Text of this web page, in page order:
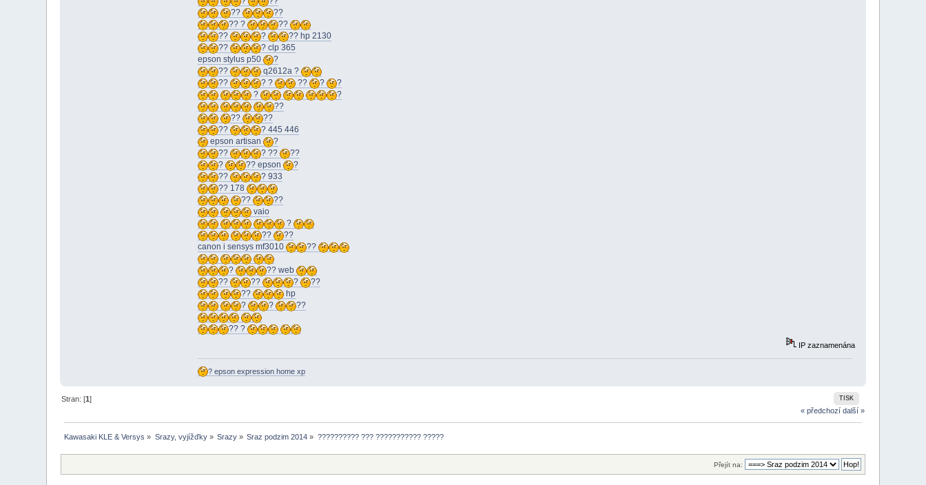
??
??
?? ?
??
??
?
?? hp 2130
??
? clp 365
epson stylus p50
?
??
q2612a ?
??
? ? ?? ?
?
?
?
??
??
??
??
? 445 446
epson artisan
?
??
? ??
??
?
?? epson
?
??
? 933
?? 178
??
??
vaio
?
??
??
canon i sensys mf3010
??
?
?? web
??
?? ?
??
??
hp
?
? ??
?? ?
IP zaznamenána
? epson expression home xp
TISK
Stran: [1]
« předchozí další »
Kawasaki KLE & Versys » Srazy, vyjížďky» Srazy » Sraz podzim 2014 » ?????????? ??? ??????????? ?????
Přejít na: